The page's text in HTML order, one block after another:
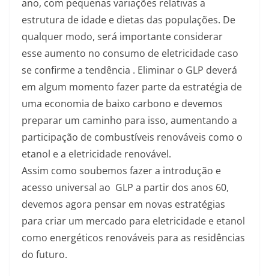
ano, com pequenas variações relativas a
estrutura de idade e dietas das populações. De
qualquer modo, será importante considerar
esse aumento no consumo de eletricidade caso
se confirme a tendência . Eliminar o GLP deverá
em algum momento fazer parte da estratégia de
uma economia de baixo carbono e devemos
preparar um caminho para isso, aumentando a
participação de combustíveis renováveis como o
etanol e a eletricidade renovável.
Assim como soubemos fazer a introdução e
acesso universal ao GLP a partir dos anos 60,
devemos agora pensar em novas estratégias
para criar um mercado para eletricidade e etanol
como energéticos renováveis para as residências
do futuro.